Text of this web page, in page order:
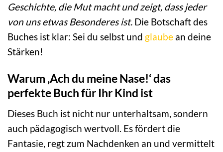
Geschichte, die Mut macht und zeigt, dass jeder
von uns etwas Besonderes ist. Die Botschaft des
Buches ist klar: Sei du selbst und glaube an deine
Stärken!
Warum ‚Ach du meine Nase!‘ das
perfekte Buch für Ihr Kind ist
Dieses Buch ist nicht nur unterhaltsam, sondern
auch pädagogisch wertvoll. Es fördert die
Fantasie, regt zum Nachdenken an und vermittelt